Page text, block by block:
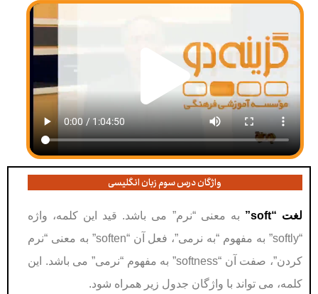
واژگان درس سوم زبان انگلیسی
لغت “soft”
به معنی “نرم” می باشد. قید این کلمه، واژه
“softly” به مفهوم “به نرمی”، فعل آن “soften” به معنی “نرم
کردن”، صفت آن “softness” به مفهوم “نرمی” می باشد. این
کلمه، می تواند با واژگان جدول زیر همراه شود.